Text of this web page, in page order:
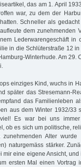
das am 1. April
war, zu dem der
Schneller als
dem zunehmenden
Lederwarengeschäft in
in die Schlüterstraße 12
Winterhude. Am 29.
einziges Kind, wuchs in
später das Stresemann-
das Familienleben
aus dem Winter 1932/33
Es war bei uns
ob es sich um politische,
Alter
naturgemäss stärker.
eine eigene Ansicht,
ersten Mal einen Vortrag